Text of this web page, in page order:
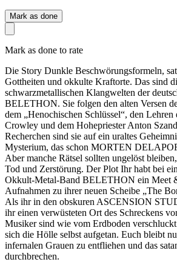
Mark as done
Mark as done to rate
Die Story Dunkle Beschwörungsformeln,
Gottheiten und okkulte Kraftorte. Das sind
schwarzmetallischen Klangwelten der
BELETHON. Sie folgen den alten Versen
dem „Henochischen Schlüssel“, den
Crowley und dem Hohepriester Anton
Recherchen sind sie auf ein uraltes
Mysterium, das schon MORTEN
Aber manche Rätsel sollten ungelöst
Tod und Zerstörung. Der Plot Ihr habt bei
Okkult-Metal-Band BELETHON ein Meet
Aufnahmen zu ihrer neuen Scheibe „The
Als ihr in den obskuren ASCENSION
ihr einen verwüsteten Ort des Schreckens
Musiker sind wie vom Erdboden
sich die Hölle selbst aufgetan. Euch bleibt
infernalen Grauen zu entfliehen und das
durchbrechen.